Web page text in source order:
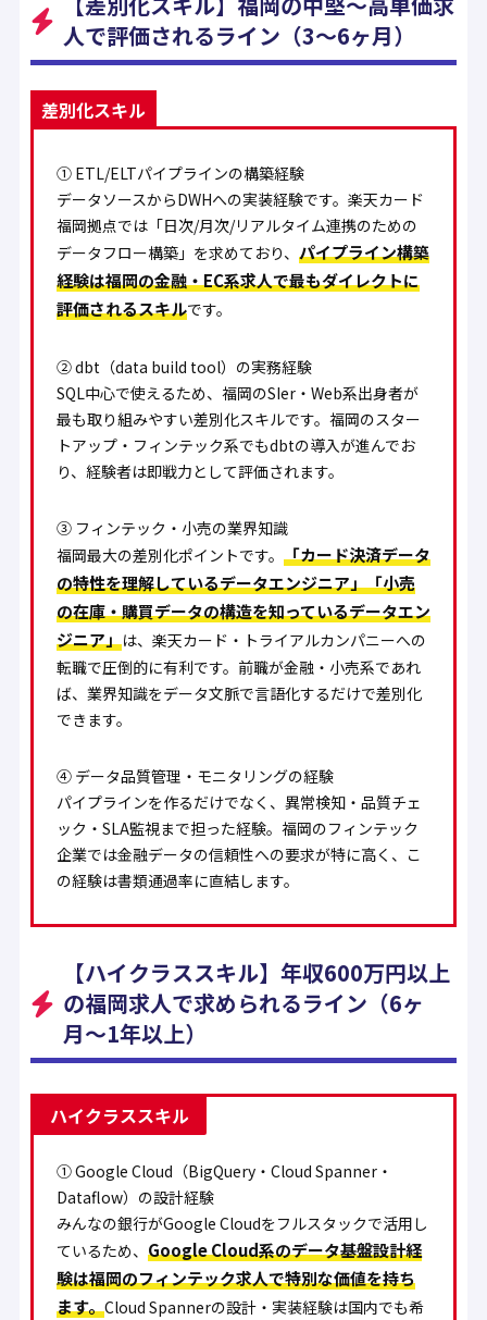
人で評価されるライン（3〜6ヶ月）
差別化スキル
① ETL/ELTパイプラインの構築経験
データソースからDWHへの実装経験です。楽天カード
福岡拠点では「日次/月次/リアルタイム連携のための
データフロー構築」を求めており、 パイプライン構築
経験は福岡の金融・EC系求人で最もダイレクトに
評価されるスキルです。
② dbt（data build tool）の実務経験
SQL中心で使えるため、福岡のSIer・Web系出身者が
最も取り組みやすい差別化スキルです。福岡のスター
トアップ・フィンテック系でもdbtの導入が進んでお
り、経験者は即戦力として評価されます。
③ フィンテック・小売の業界知識
福岡最大の差別化ポイントです。 「カード決済データ
の特性を理解しているデータエンジニア」「小売
の在庫・購買データの構造を知っているデータエン
ジニア」は、楽天カード・トライアルカンパニーへの
転職で圧倒的に有利です。前職が金融・小売系であれ
ば、業界知識をデータ文脈で言語化するだけで差別化
できます。
④ データ品質管理・モニタリングの経験
パイプラインを作るだけでなく、異常検知・品質チェ
ック・SLA監視まで担った経験。福岡のフィンテック
企業では金融データの信頼性への要求が特に高く、こ
の経験は書類通過率に直結します。
【ハイクラススキル】年収600万円以上
の福岡求人で求められるライン（6ヶ
月〜1年以上）
ハイクラススキル
① Google Cloud（BigQuery・Cloud Spanner・
Dataflow）の設計経験
みんなの銀行がGoogle Cloudをフルスタックで活用し
ているため、 Google Cloud系のデータ基盤設計経
験は福岡のフィンテック求人で特別な価値を持ち
ます。Cloud Spannerの設計・実装経験は国内でも希